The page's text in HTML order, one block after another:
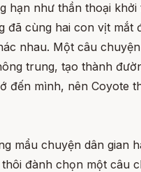
như thần thoại
cùng hai con vịt
nhau. Một câu
trung, tạo thành
đến mình, nên Coyote
mẩu chuyện dân gian
đành chọn một câu